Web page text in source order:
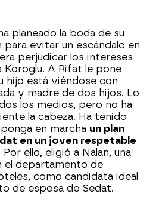
planeado la boda de su
para evitar un escándalo en
perjudicar los intereses
Koroglu. A Rifat le pone
hijo está viéndose con
y madre de dos hijos. Lo
los medios, pero no ha
la cabeza. Ha tenido
en marcha un plan
en un joven respetable
ello, eligió a Nalan, una
el departamento de
como candidata ideal
de esposa de Sedat.